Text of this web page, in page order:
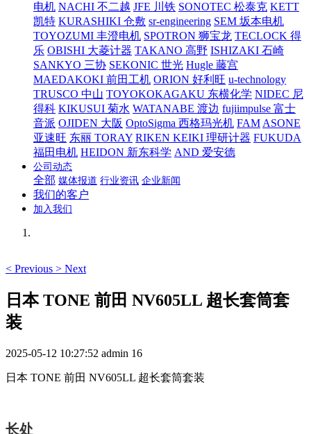
电机 NACHI 不二越 JFE 川铁 SONOTEC 松泰克 KETT
凯特 KURASHIKI 仓敷 sr-engineering SEM 坂本电机
TOYOZUMI 丰澄电机 SPOTRON 狮宝龙 TECLOCK 得
乐 OBISHI 大菱计器 TAKANO 高野 ISHIZAKI 石崎
SANKYO 三协 SEKONIC 世光 Hugle 藤宫
MAEDAKOKI 前田工机 ORION 好利旺 u-technology
TRUSCO 中山 TOYOKOKAGAKU 东横化学 NIDEC 尼
得科 KIKUSUI 菊水 WATANABE 渡边 fujiimpulse 富士
音派 OJIDEN 大阪 OptoSigma 西格玛光机 FAM ASONE
亚速旺 东丽 TORAY RIKEN KEIKI 理研计器 FUKUDA
福田电机 HEIDON 新东科学 AND 爱安德
公司动态
全部 媒体报道 行业资讯 企业新闻
我们的客户
加入我们
< Previous > Next
日本 TONE 前田 NV605LL 超长套筒套
装
2025-05-12 10:27:52 admin 16
日本 TONE 前田 NV605LL 超长套筒套装
长处